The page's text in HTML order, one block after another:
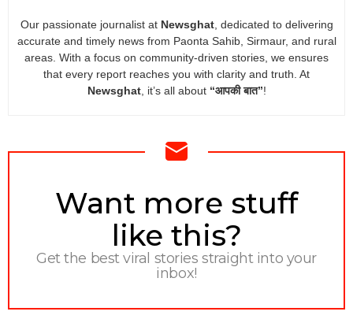
Our passionate journalist at Newsghat, dedicated to delivering
accurate and timely news from Paonta Sahib, Sirmaur, and rural
areas. With a focus on community-driven stories, we ensures
that every report reaches you with clarity and truth. At
Newsghat, it’s all about “आपकी बात”!
NEWSLETTER
Want more stuff
like this?
Get the best viral stories straight into your
inbox!